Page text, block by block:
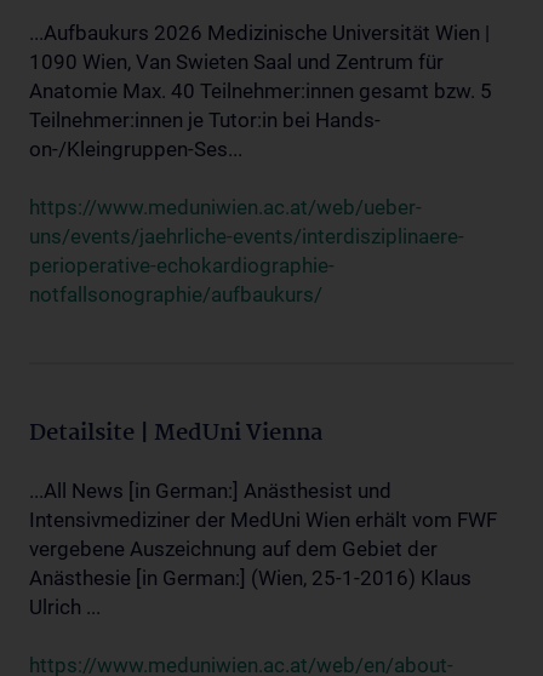
...Aufbaukurs 2026 Medizinische Universität Wien |
1090 Wien, Van Swieten Saal und Zentrum für
Anatomie Max. 40 Teilnehmer:innen gesamt bzw. 5
Teilnehmer:innen je Tutor:in bei Hands-
on-/Kleingruppen-Ses...
https://www.meduniwien.ac.at/web/ueber-
uns/events/jaehrliche-events/interdisziplinaere-
perioperative-echokardiographie-
notfallsonographie/aufbaukurs/
Detailsite | MedUni Vienna
...All News [in German:] Anästhesist und
Intensivmediziner der MedUni Wien erhält vom FWF
vergebene Auszeichnung auf dem Gebiet der
Anästhesie [in German:] (Wien, 25-1-2016) Klaus
Ulrich ...
https://www.meduniwien.ac.at/web/en/about-